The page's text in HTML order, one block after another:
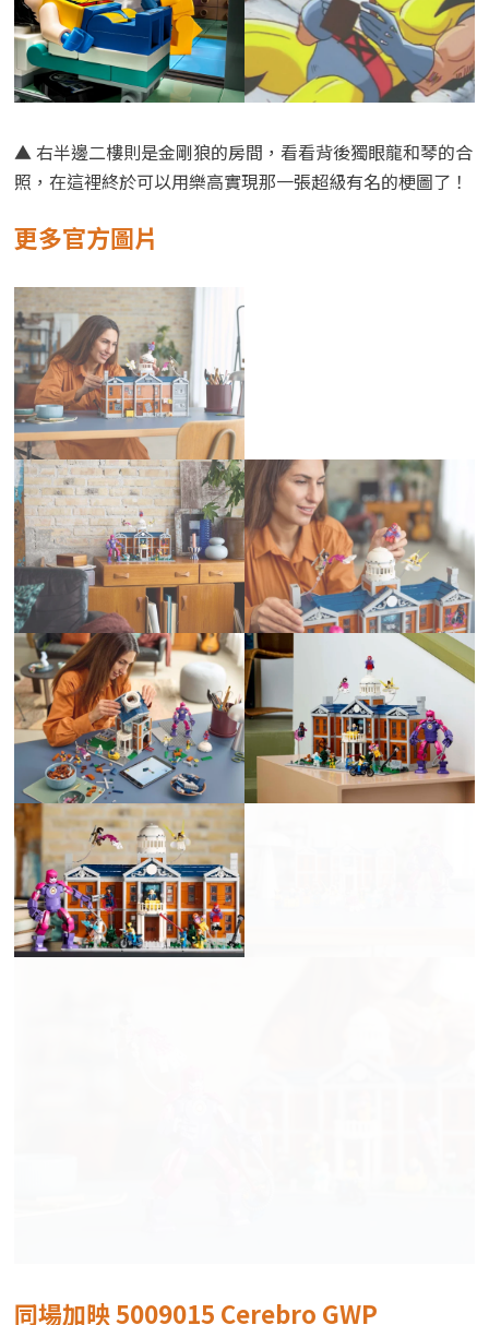
▲ 右半邊二樓則是金剛狼的房間，看看背後獨眼龍和琴的合
照，在這裡終於可以用樂高實現那一張超級有名的梗圖了！
更多官方圖片
同場加映 5009015 Cerebro GWP